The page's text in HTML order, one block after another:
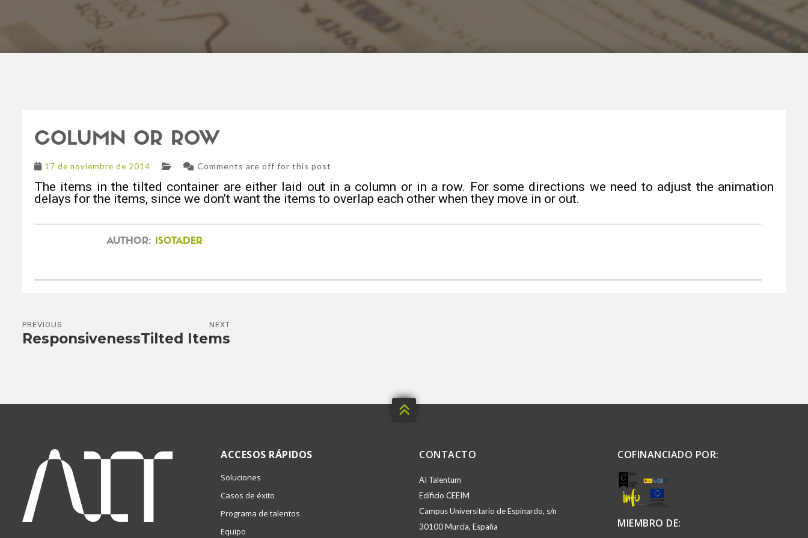
COLUMN OR ROW
17 de noviembre de 2014 Comments are off for this post
The items in the tilted container are either laid out in a column or in a row. For some directions we need to adjust the animation
delays for the items, since we don’t want the items to overlap each other when they move in or out.
AUTHOR: ISOTADER
PREVIOUS
Responsiveness
NEXT
Tilted Items

ACCESOS RÁPIDOS
Soluciones
Casos de éxito
Programa de talentos
Equipo
CONTACTO
AI Talentum
Edificio CEEIM
Campus Universitario de Espinardo, s/n
30100 Murcia, España
COFINANCIADO POR:
MIEMBRO DE: